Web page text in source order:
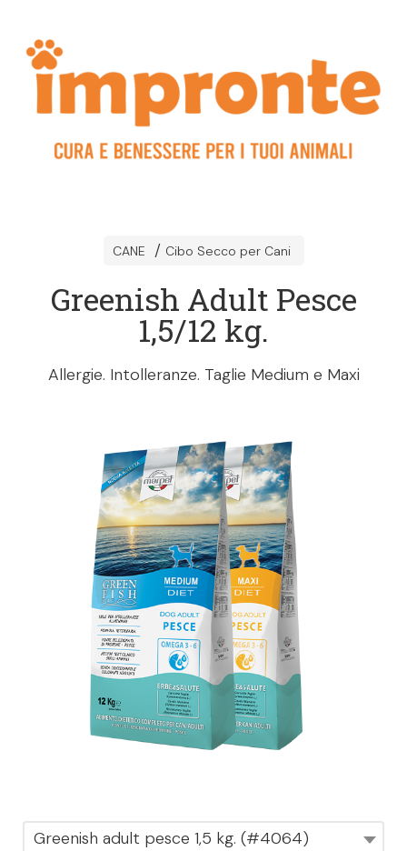
CANE Cibo Secco per Cani
Greenish Adult Pesce
1,5/12 kg.
Allergie. Intolleranze. Taglie Medium e Maxi
Greenish adult pesce 1,5 kg. (#4064)